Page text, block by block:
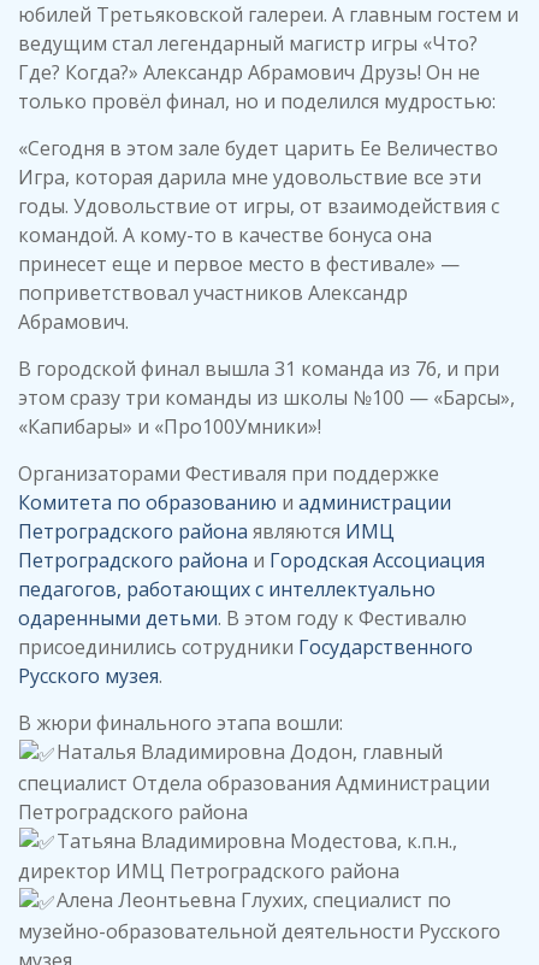
юбилей Третьяковской галереи. А главным гостем и
ведущим стал легендарный магистр игры «Что?
Где? Когда?» Александр Абрамович Друзь! Он не
только провёл финал, но и поделился мудростью:
«Сегодня в этом зале будет царить Ее Величество
Игра, которая дарила мне удовольствие все эти
годы. Удовольствие от игры, от взаимодействия с
командой. А кому-то в качестве бонуса она
принесет еще и первое место в фестивале» —
поприветствовал участников Александр
Абрамович.
В городской финал вышла 31 команда из 76, и при
этом сразу три команды из школы №100 — «Барсы»,
«Капибары» и «Про100Умники»!
Организаторами Фестиваля при поддержке
Комитета по образованию и администрации
Петроградского района являются ИМЦ
Петроградского района и Городская Ассоциация
педагогов, работающих с интеллектуально
одаренными детьми. В этом году к Фестивалю
присоединились сотрудники Государственного
Русского музея.
В жюри финального этапа вошли:
Наталья Владимировна Додон, главный
специалист Отдела образования Администрации
Петроградского района
Татьяна Владимировна Модестова, к.п.н.,
директор ИМЦ Петроградского района
Алена Леонтьевна Глухих, специалист по
музейно-образовательной деятельности Русского